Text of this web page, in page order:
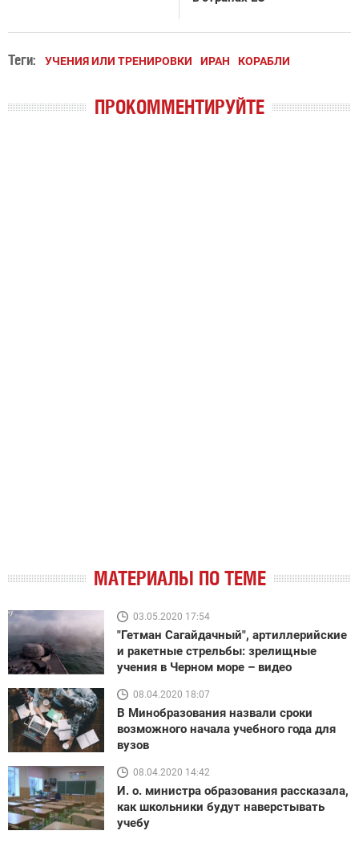
Теги: УЧЕНИЯ ИЛИ ТРЕНИРОВКИ ИРАН КОРАБЛИ
ПРОКОММЕНТИРУЙТЕ
МАТЕРИАЛЫ ПО ТЕМЕ
03.05.2020 17:54
"Гетман Сагайдачный", артиллерийские
и ракетные стрельбы: зрелищные
учения в Черном море – видео
08.04.2020 18:07
В Минобразования назвали сроки
возможного начала учебного года для
вузов
08.04.2020 14:42
И. о. министра образования рассказала,
как школьники будут наверстывать
учебу